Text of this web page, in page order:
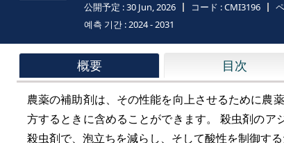
公開予定 :30 Jun, 2026 コード :CMI3196
예측 기간 :2024 - 2031
概要 目次
農薬の補助剤は、その性能を向上させるために農
方するときに含めることができます。 殺虫剤の
殺虫剤で、泡立ちを減らし、そして酸性を制御する